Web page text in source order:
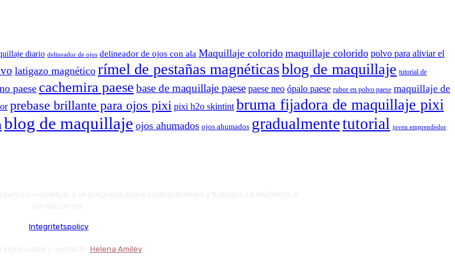
diario delineador de ojos delineador de ojos con ala Maquillaje colorido maquillaje colorido polvo para aliviar el
latigazo magnético rímel de pestañas magnéticasblog de maquillaje tutorial de
paese cachemira paese base de maquillaje paese paese neo ópalo paese rubor en polvo paese maquillaje de
prebase brillante para ojos pixi pixi h2o skintint bruma fijadora de maquillaje pixi
blog de maquillaje ojos ahumados ojos ahumados gradualmentetutorial joven emprendedor
Integritetspolicy
Helena Amiley